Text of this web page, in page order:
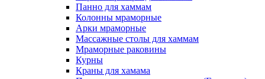
Панно для хаммам
Колонны мраморные
Арки мраморные
Массажные столы для хаммам
Мраморные раковины
Курны
Краны для хамама